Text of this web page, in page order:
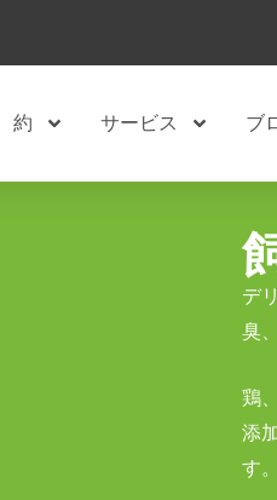
約 サービス ブ
デ
臭
鶏
添
す。